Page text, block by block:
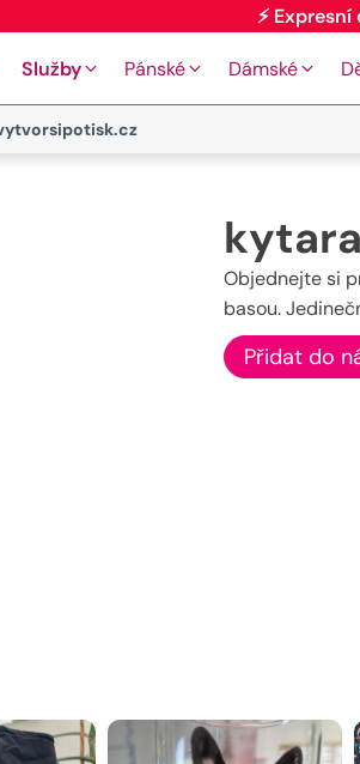
Služby Pánské Dámské
Objednejte si
basou.
Přidat do